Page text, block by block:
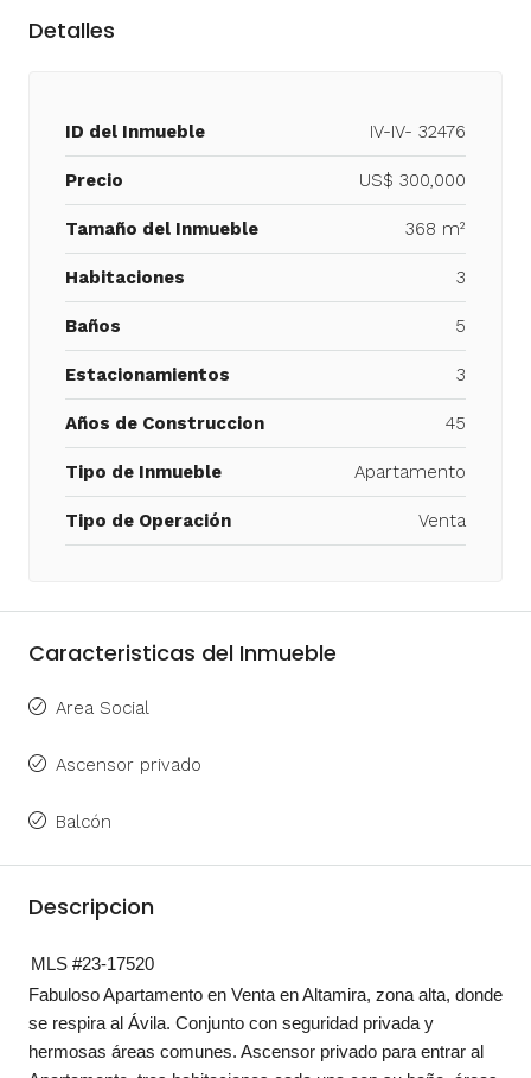
Detalles
ID del Inmueble IV-IV- 32476
Precio US$ 300,000
Tamaño del Inmueble 368 m²
Habitaciones 3
Baños 5
Estacionamientos 3
Años de Construccion 45
Tipo de Inmueble Apartamento
Tipo de Operación Venta
Caracteristicas del Inmueble
Area Social
Ascensor privado
Balcón
Descripcion
MLS #23-17520
Fabuloso Apartamento en Venta en Altamira, zona alta, donde
se respira al Ávila. Conjunto con seguridad privada y
hermosas áreas comunes. Ascensor privado para entrar al